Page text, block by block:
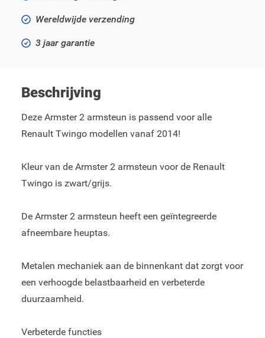
Wereldwijde verzending
3 jaar garantie
Beschrijving
Deze Armster 2 armsteun is passend voor alle
Renault Twingo modellen vanaf 2014!
Kleur van de Armster 2 armsteun voor de Renault
Twingo is zwart/grijs.
De Armster 2 armsteun heeft een geïntegreerde
afneembare heuptas.
Metalen mechaniek aan de binnenkant dat zorgt voor
een verhoogde belastbaarheid en verbeterde
duurzaamheid.
Verbeterde functies